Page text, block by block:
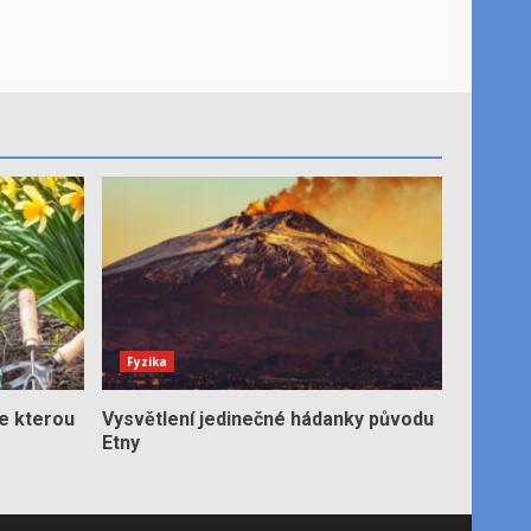
kterou
Fyzika
Vysvětlení jedinečné hádanky původu
Etny